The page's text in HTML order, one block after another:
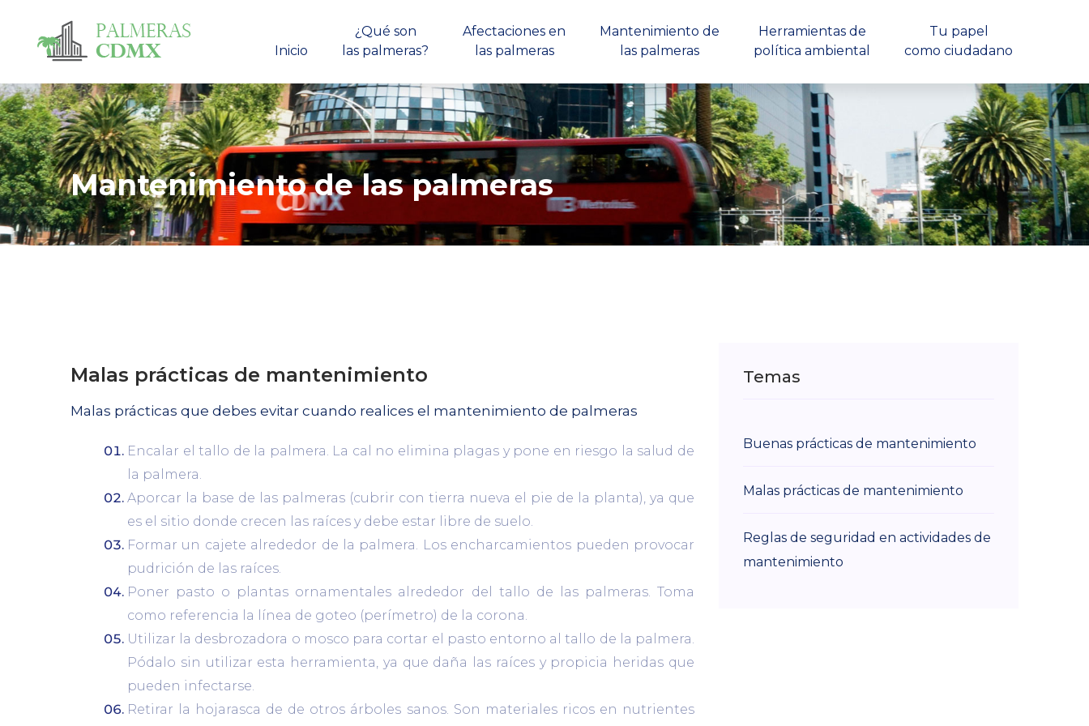
Inicio
¿Qué son
las palmeras?
Afectaciones en
las palmeras
Mantenimiento de
las palmeras
Herramientas de
política ambiental
Tu papel
como ciudadano
Mantenimiento de las palmeras
Malas prácticas de mantenimiento
Malas prácticas que debes evitar cuando realices el mantenimiento de palmeras
Encalar el tallo de la palmera. La cal no elimina plagas y pone en riesgo la salud de
la palmera.
Aporcar la base de las palmeras (cubrir con tierra nueva el pie de la planta), ya que
es el sitio donde crecen las raíces y debe estar libre de suelo.
Formar un cajete alrededor de la palmera. Los encharcamientos pueden provocar
pudrición de las raíces.
Poner pasto o plantas ornamentales alrededor del tallo de las palmeras. Toma
como referencia la línea de goteo (perímetro) de la corona.
Utilizar la desbrozadora o mosco para cortar el pasto entorno al tallo de la palmera.
Pódalo sin utilizar esta herramienta, ya que daña las raíces y propicia heridas que
pueden infectarse.
Retirar la hojarasca de de otros árboles sanos. Son materiales ricos en nutrientes
Temas
Buenas prácticas de mantenimiento
Malas prácticas de mantenimiento
Reglas de seguridad en actividades de
mantenimiento